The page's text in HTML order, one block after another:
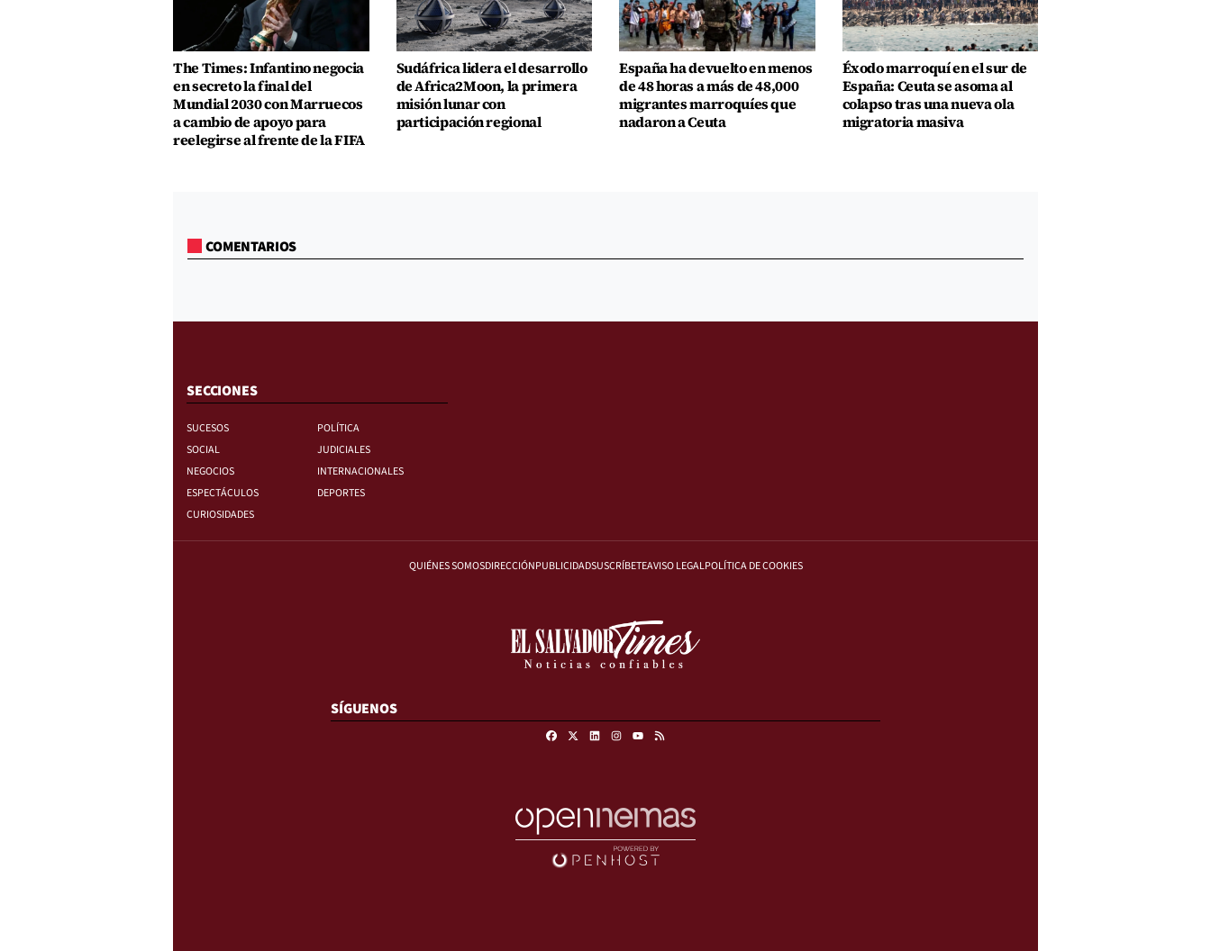
The Times: Infantino negocia
en secreto la final del
Mundial 2030 con Marruecos
a cambio de apoyo para
reelegirse al frente de la FIFA
Sudáfrica lidera el desarrollo
de Africa2Moon, la primera
misión lunar con
participación regional
España ha devuelto en menos
de 48 horas a más de 48,000
migrantes marroquíes que
nadaron a Ceuta
Éxodo marroquí en el sur de
España: Ceuta se asoma al
colapso tras una nueva ola
migratoria masiva
COMENTARIOS
SECCIONES
SUCESOS
POLÍTICA
SOCIAL
JUDICIALES
NEGOCIOS
INTERNACIONALES
ESPECTÁCULOS
DEPORTES
CURIOSIDADES
QUIÉNES SOMOSDIRECCIÓNPUBLICIDADSUSCRÍBETEAVISO LEGALPOLÍTICA DE COOKIES
SÍGUENOS
FacebookLinkedinInstagram